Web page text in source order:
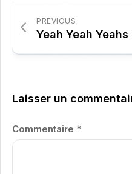
PREVIOUS
Yeah Yeah
Laisser un
Commentaire *